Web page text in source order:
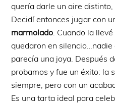
quería darle un aire
Decidí entonces jugar con
marmolado . Cuando la
quedaron en
parecía una joya. Después
probamos y fue un éxito: la
siempre, pero con un
Es una tarta ideal para